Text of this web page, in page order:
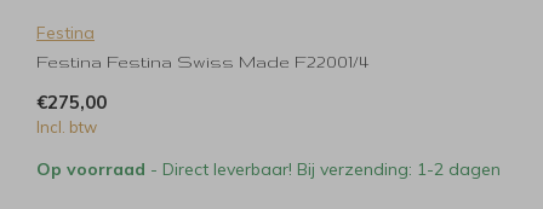
Festina
Festina Festina Swiss Made F22001/4
€275,00
Incl. btw
Op voorraad - Direct leverbaar! Bij verzending: 1-2 dagen